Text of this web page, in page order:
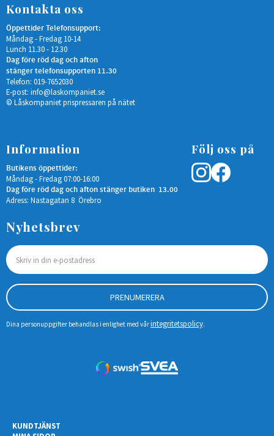
Kontakta oss
Öppettider Telefonsupport:
Måndag - Fredag 10-14
Lunch 11.30 - 12.30
Dag före röd dag och afton
stänger telefonsupporten 11.30
Telefon: 019-7652030
E-post: info@laskompaniet.se
© Låskompaniet prispressaren på nätet
Information
Butikens öppettider:
Måndag - Fredag 07:00-16:00
Dag före röd dag och afton stänger butiken 13.00
Adress: Nastagatan 8 Örebro
Följ oss på
Nyhetsbrev
PRENUMERERA
Dina personuppgifter behandlas i enlighet med vårintegritetspolicy.
KUNDTJÄNST